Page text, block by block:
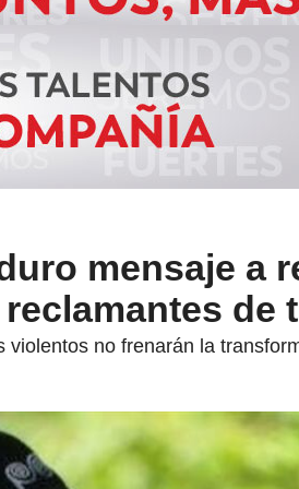
mensaje a
de
violentos no frenarán la